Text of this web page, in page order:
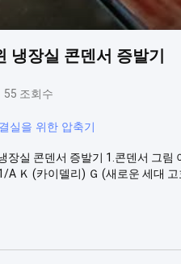
냉장실 콘덴서 증발기
55 조회수
실을 위한 압축기
장실 콘덴서 증발기 1.콘덴서 그
A Ｋ (카이델리) Ｇ (새로운 세